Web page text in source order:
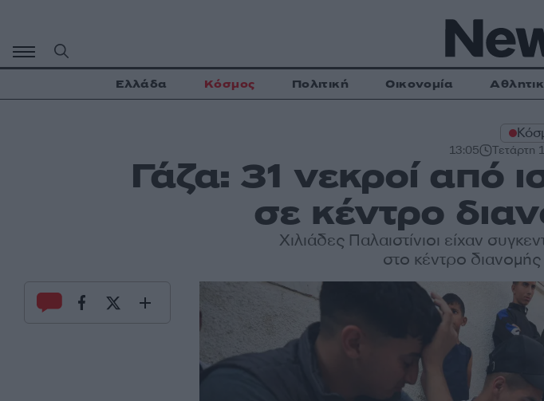
περιεχόμενο
Ελλάδα Κόσμος Πολιτική Οικονομία
13:05 Τετάρτη
Γάζα: 31 νεκροί από
σε κέντρο
Χιλιάδες Παλαιστίνιοι είχαν
στο κέντρο